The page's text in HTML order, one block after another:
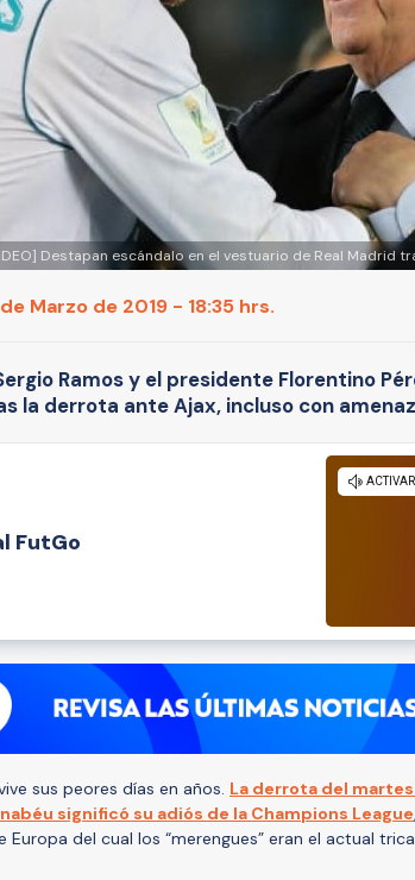
Destapan escándalo en el vestuario de Real Madrid
Marzo de 2019 - 18:35 hrs.
Ramos y el presidente Florentino
la derrota ante Ajax, incluso con
FutGo
sus peores días en años. La derrota del
significó su adiós de la Champions League
del cual los “merengues” eran el actual